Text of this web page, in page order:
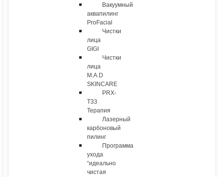
Вакуумный
аквапилинг
ProFacial
Чистки
лица
GIGI
Чистки
лица
M.A.D
SKINCARE
PRX-
T33
Терапия
Лазерный
карбоновый
пилинг
Программа
ухода
“идеально
чистая